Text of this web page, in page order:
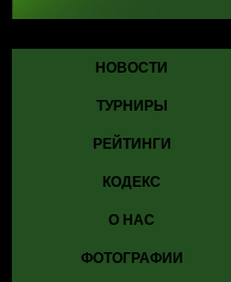
НОВОСТИ
ТУРНИРЫ
РЕЙТИНГИ
КОДЕКС
О НАС
ФОТОГРАФИИ